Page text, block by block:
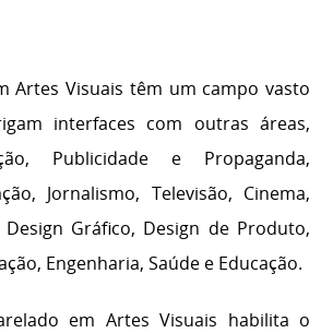
Artes Visuais têm um campo vasto
interfaces com outras áreas,
Publicidade e Propaganda,
Jornalismo, Televisão, Cinema,
Gráfico, Design de Produto,
Engenharia, Saúde e Educação.
em Artes Visuais habilita o